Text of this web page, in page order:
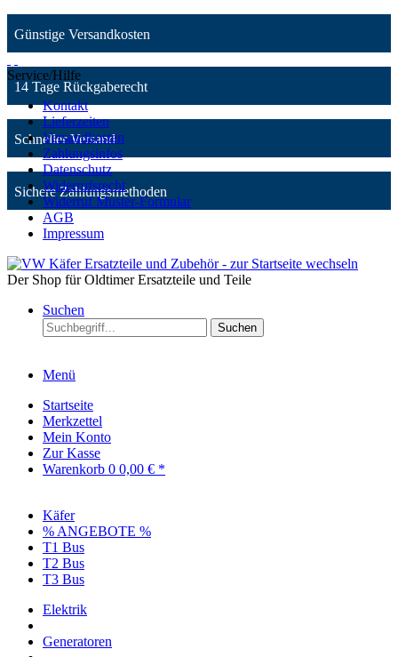
Günstige Versandkosten
14 Tage Rückgaberecht
Schneller Versand
Sichere Zahlungsmethoden
Service/Hilfe
Kontakt
Lieferzeiten
Versandkosten
Zahlungsinfos
Datenschutz
Widerrufsrecht
Widerruf Muster-Formular
AGB
Impressum
Der Shop für Oldtimer Ersatzteile und Teile
Suchen
Suchen
Menü
Startseite
Merkzettel
Mein Konto
Zur Kasse
Warenkorb 0 0,00 € *
Käfer
% ANGEBOTE %
T1 Bus
T2 Bus
T3 Bus
Elektrik
Generatoren